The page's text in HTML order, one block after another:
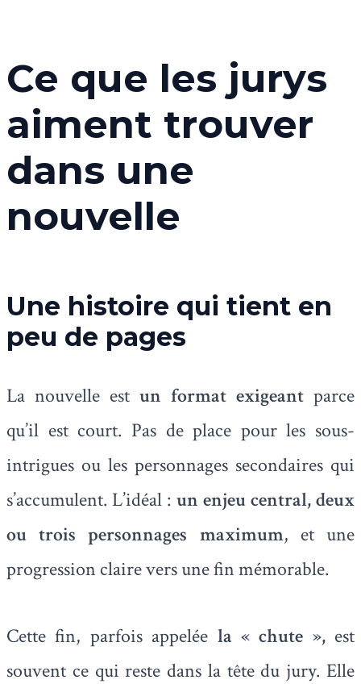
Ce que les jurys
aiment trouver
dans une
nouvelle
Une histoire qui tient en
peu de pages
La nouvelle est un format exigeant parce
qu’il est court. Pas de place pour les sous-
intrigues ou les personnages secondaires qui
s’accumulent. L’idéal : un enjeu central, deux
ou trois personnages maximum, et une
progression claire vers une fin mémorable.
Cette fin, parfois appelée la « chute »,est
souvent ce qui reste dans la tête du jury. Elle